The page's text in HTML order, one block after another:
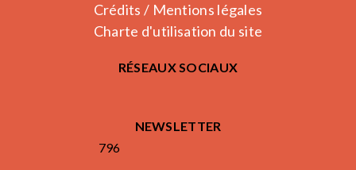
Crédits / Mentions légales
Charte d'utilisation du site
RÉSEAUX SOCIAUX
NEWSLETTER
796